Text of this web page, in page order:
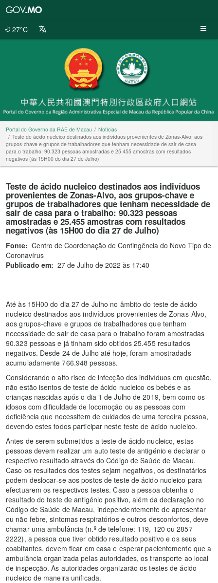
27°C
Portal do Governo da RAE de Macau
Notícias
Teste de ácido nucleico destinados aos indivíduos provenientes de Zonas-Alvo, aos
grupos-chave e grupos de trabalhadores que tenham necessidade de sair de casa
para o trabalho: 90.323 pessoas amostradas e 25.455 amostras com resultados
negativos (às 15H00 do dia 27 de Julho)
Teste de ácido nucleico destinados aos indivíduos
provenientes de Zonas-Alvo, aos grupos-chave e
grupos de trabalhadores que tenham necessidade de
sair de casa para o trabalho: 90.323 pessoas
amostradas e 25.455 amostras com resultados
negativos (às 15H00 do dia 27 de Julho)
Fonte: Centro de Coordenação de Contingência do Novo Tipo de
Coronavírus
Publicado em: 27 de Julho de 2022 às 17:40
Até às 15H00 do dia 27 de Julho no âmbito do teste de ácido
nucleico destinados aos indivíduos provenientes de Zonas-Alvo,
aos grupos-chave e grupos de trabalhadores que tenham
necessidade de sair de casa para o trabalho foram amostradas
90.323 pessoas e já tinham sido obtidos 25.455 resultados
negativos. Desde 24 de Julho até hoje, foram amostradads
acumuladamente 766.948 pessoas.
Considerando o alto risco de infecção dos indivíduos em questão,
não estão isentos de teste de ácido nucleico os bebés e as
crianças nascidas após o dia 1 de Julho de 2019, bem como os
idosos com dificuldade de locomoção ou as pessoas com
deficiência que necessitem de cuidados de uma terceira pessoa,
devendo estes todos participar neste teste de ácido nucleico.
Antes de serem submetidos a teste de ácido nucleico, estas
pessoas devem realizar um auto teste de antigénio e declarar o
respectivo resultado através do Código de Saúde de Macau.
Caso os resultados dos testes sejam negativos, os destinatários
podem deslocar‑se aos postos de teste de ácido nucleico para
efectuarem os respectivos testes. Caso a pessoa obtenha o
resultado do teste de antigénio positivo, além da declaração no
Código de Saúde de Macau, independentemente de apresentar
ou não febre, sintomas respiratórios e outros desconfortos, deve
chamar uma ambulância (n.º de telefone: 119, 120 ou 2857
2222), a pessoa que tiver obtido resultado positivo e os seus
coabitantes, devem ficar em casa e esperar pacientemente que a
ambulância organizada pelas autoridades, os transporte ao local
de inspecção. As autoridades organizarão os testes de ácido
nucleico de maneira unificada.